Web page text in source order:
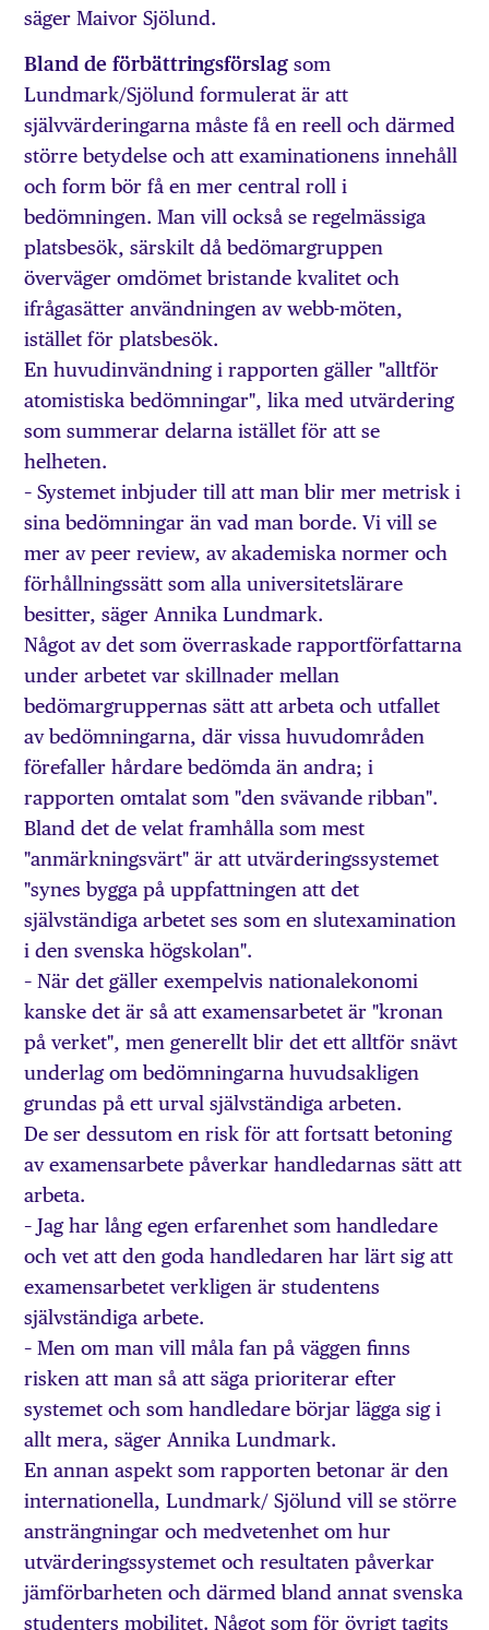
säger Maivor Sjölund.
Bland de förbättringsförslag som
Lundmark/Sjölund formulerat är att
självvärderingarna måste få en reell och därmed
större betydelse och att examinationens innehåll
och form bör få en mer central roll i
bedömningen. Man vill också se regelmässiga
platsbesök, särskilt då bedömargruppen
överväger omdömet bristande kvalitet och
ifrågasätter användningen av webb-möten,
istället för platsbesök.
En huvudinvändning i rapporten gäller "alltför
atomistiska bedömningar", lika med utvärdering
som summerar delarna istället för att se
helheten.
– Systemet inbjuder till att man blir mer metrisk i
sina bedömningar än vad man borde. Vi vill se
mer av peer review, av akademiska normer och
förhållningssätt som alla universitetslärare
besitter, säger Annika Lundmark.
Något av det som överraskade rapportförfattarna
under arbetet var skillnader mellan
bedömargruppernas sätt att arbeta och utfallet
av bedömningarna, där vissa huvudområden
förefaller hårdare bedömda än andra; i
rapporten omtalat som "den svävande ribban".
Bland det de velat framhålla som mest
"anmärkningsvärt" är att utvärderingssystemet
"synes bygga på uppfattningen att det
självständiga arbetet ses som en slutexamination
i den svenska högskolan".
– När det gäller exempelvis nationalekonomi
kanske det är så att examensarbetet är "kronan
på verket", men generellt blir det ett alltför snävt
underlag om bedömningarna huvudsakligen
grundas på ett urval självständiga arbeten.
De ser dessutom en risk för att fortsatt betoning
av examensarbete påverkar handledarnas sätt att
arbeta.
– Jag har lång egen erfarenhet som handledare
och vet att den goda handledaren har lärt sig att
examensarbetet verkligen är studentens
självständiga arbete.
– Men om man vill måla fan på väggen finns
risken att man så att säga prioriterar efter
systemet och som handledare börjar lägga sig i
allt mera, säger Annika Lundmark.
En annan aspekt som rapporten betonar är den
internationella, Lundmark/ Sjölund vill se större
ansträngningar och medvetenhet om hur
utvärderingssystemet och resultaten påverkar
jämförbarheten och därmed bland annat svenska
studenters mobilitet. Något som för övrigt tagits